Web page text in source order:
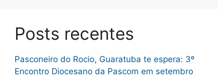
Posts recentes
Pasconeiro do Rocio, Guaratuba te espera: 3º
Encontro Diocesano da Pascom em setembro